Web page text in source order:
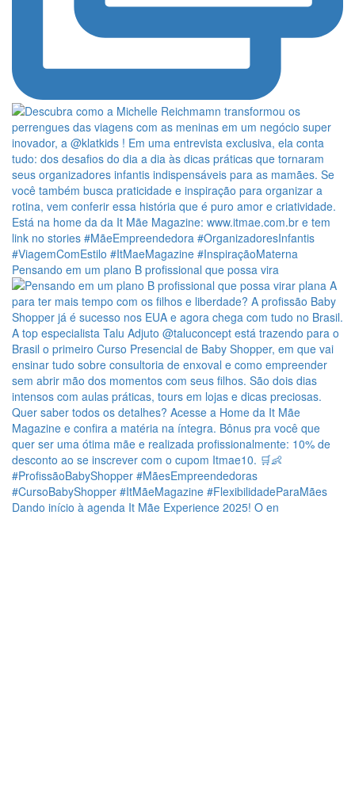
Pensando em um plano B profissional que possa vira
Dando início à agenda It Mãe Experience 2025! O en